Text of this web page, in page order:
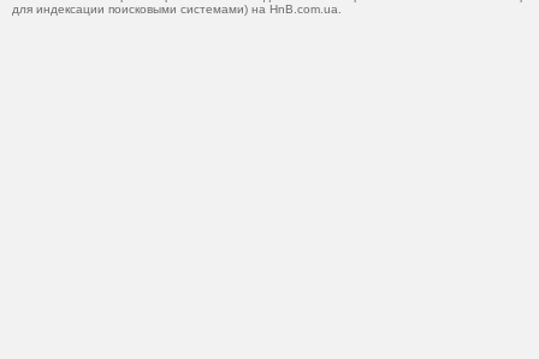
для индексации поисковыми системами) на HnB.com.ua.